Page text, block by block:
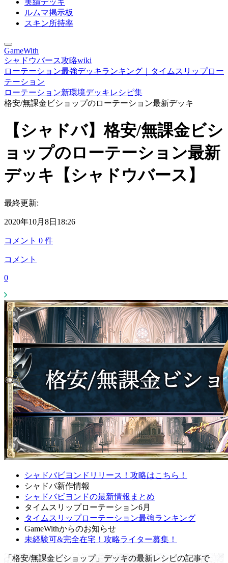
実績デッキ
ルムマ掲示板
スキン所持率
GameWith
シャドウバース攻略wiki
ローテーション最強デッキランキング｜タイムスリップロー
テーション
ローテーション新環境デッキレシピ集
格安/無課金ビショップのローテーション最新デッキ
【シャドバ】格安/無課金ビシ
ョップのローテーション最新
デッキ【シャドウバース】
最終更新:
2020年10月8日18:26
コメント 0 件
コメント
0
シャドバビヨンドリリース！攻略はこちら！
シャドバ新作情報
シャドバビヨンドの最新情報まとめ
タイムスリップローテーション6月
タイムスリップローテーション最強ランキング
GameWithからのお知らせ
未経験可&完全在宅！攻略ライター募集！
「格安/無課金ビショップ」デッキの最新レシピの記事で